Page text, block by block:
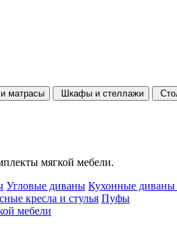
и матрасы Шкафы и стеллажи
мягкой мебели.
Угловые диваны Кухонные диваны
кресла и стулья Пуфы
мебели